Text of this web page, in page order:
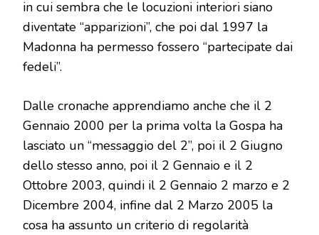
in cui sembra che le locuzioni interiori siano
diventate “apparizioni”, che poi dal 1997 la
Madonna ha permesso fossero “partecipate dai
fedeli”.
Dalle cronache apprendiamo anche che il 2
Gennaio 2000 per la prima volta la Gospa ha
lasciato un “messaggio del 2”, poi il 2 Giugno
dello stesso anno, poi il 2 Gennaio e il 2
Ottobre 2003, quindi il 2 Gennaio 2 marzo e 2
Dicembre 2004, infine dal 2 Marzo 2005 la
cosa ha assunto un criterio di regolarità